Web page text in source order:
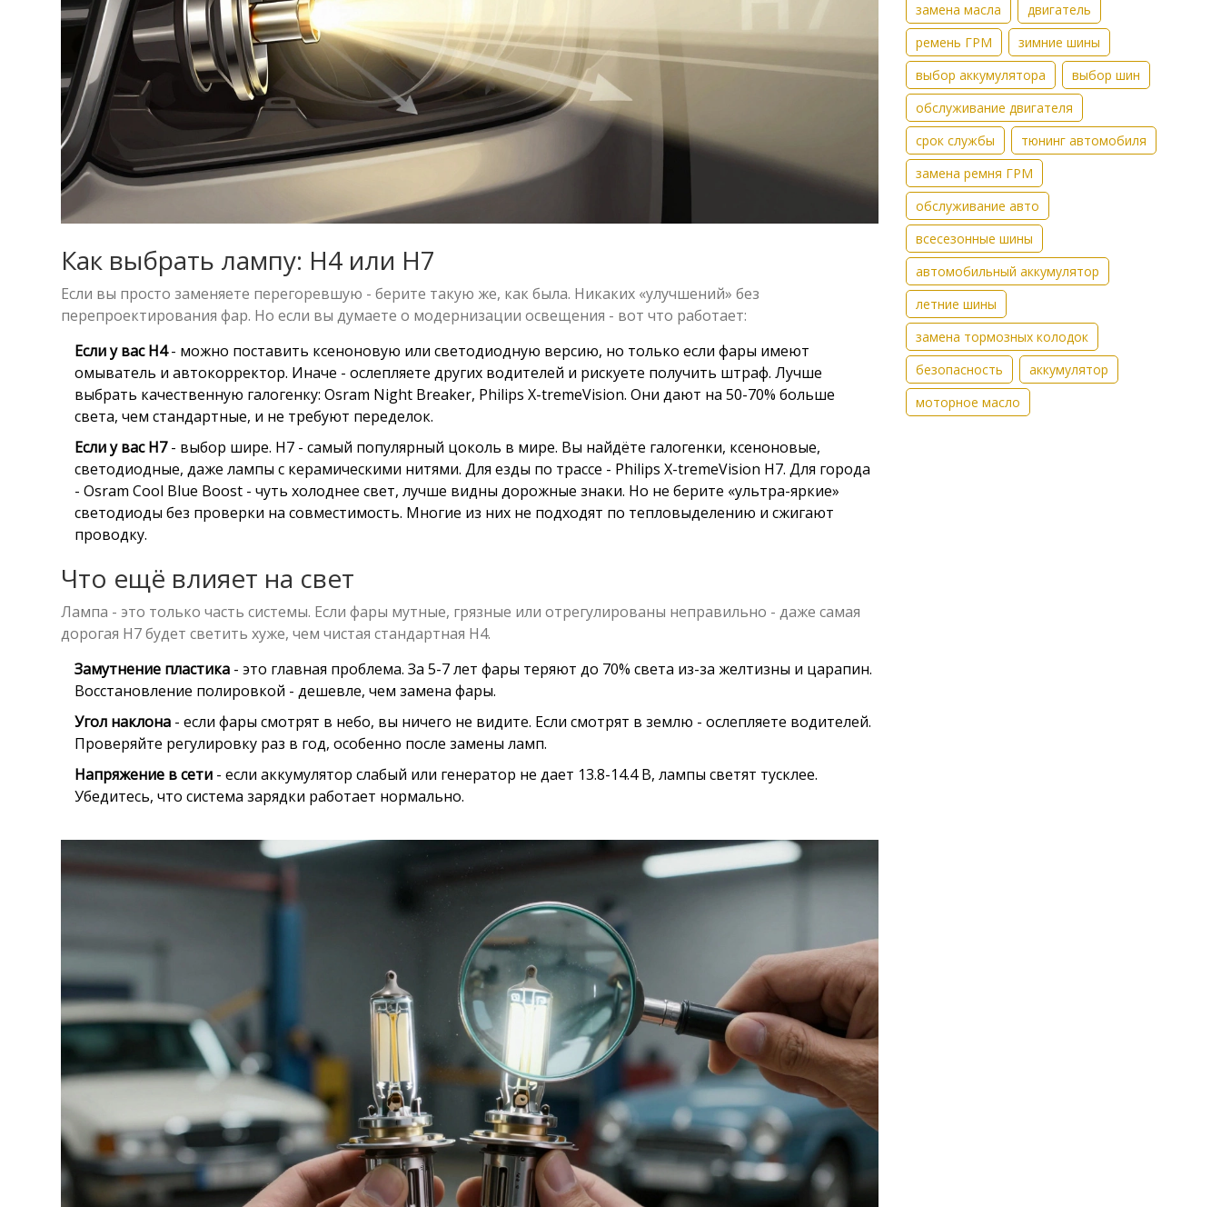
Как выбрать лампу: H4 или H7
Если вы просто заменяете перегоревшую - берите такую же, как была. Никаких «улучшений» без
перепроектирования фар. Но если вы думаете о модернизации освещения - вот что работает:
Если у вас H4- можно поставить ксеноновую или светодиодную версию, но только если фары имеют
омыватель и автокорректор. Иначе - ослепляете других водителей и рискуете получить штраф. Лучше
выбрать качественную галогенку: Osram Night Breaker, Philips X-tremeVision. Они дают на 50-70% больше
света, чем стандартные, и не требуют переделок.
Если у вас H7- выбор шире. H7 - самый популярный цоколь в мире. Вы найдёте галогенки, ксеноновые,
светодиодные, даже лампы с керамическими нитями. Для езды по трассе - Philips X-tremeVision H7. Для города
- Osram Cool Blue Boost - чуть холоднее свет, лучше видны дорожные знаки. Но не берите «ультра-яркие»
светодиоды без проверки на совместимость. Многие из них не подходят по тепловыделению и сжигают
проводку.
Что ещё влияет на свет
Лампа - это только часть системы. Если фары мутные, грязные или отрегулированы неправильно - даже самая
дорогая H7 будет светить хуже, чем чистая стандартная H4.
Замутнение пластика - это главная проблема. За 5-7 лет фары теряют до 70% света из-за желтизны и царапин.
Восстановление полировкой - дешевле, чем замена фары.
Угол наклона - если фары смотрят в небо, вы ничего не видите. Если смотрят в землю - ослепляете водителей.
Проверяйте регулировку раз в год, особенно после замены ламп.
Напряжение в сети - если аккумулятор слабый или генератор не дает 13.8-14.4 В, лампы светят тусклее.
Убедитесь, что система зарядки работает нормально.
замена масла
двигатель
ремень ГРМ
зимние шины
выбор аккумулятора
выбор шин
обслуживание двигателя
срок службы
тюнинг автомобиля
замена ремня ГРМ
обслуживание авто
всесезонные шины
автомобильный аккумулятор
летние шины
замена тормозных колодок
безопасность
аккумулятор
моторное масло